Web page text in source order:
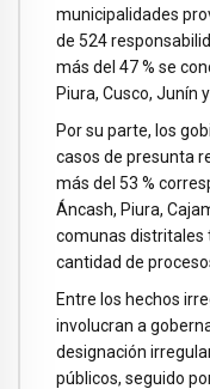
municipalidades
de 524
más del 47 % se
Piura, Cusco, Junín
Por su parte, los
casos de presunta
más del 53 %
Áncash, Piura,
comunas distritales
cantidad de
Entre los hechos
involucran a
designación
públicos, seguido